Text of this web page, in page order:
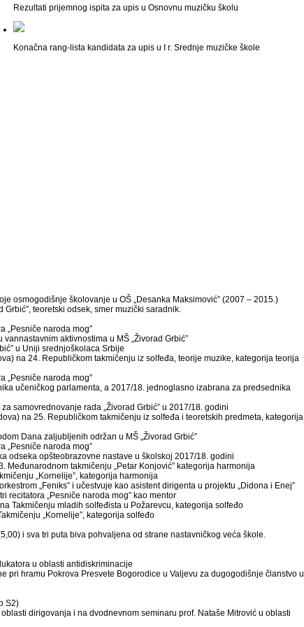
Rezultati prijemnog ispita za upis u Osnovnu muzičku školu
Konačna rang-lista kandidata za upis u I r. Srednje muzičke škole
osmogodišnje školovanje u OŠ „Desanka Maksimović” (2007 – 2015.)
teoretski odsek, smer muzički saradnik.
„Pesniče naroda mog”
aktivnostima u MŠ „Živorad Grbić”
u Uniji srednjoškolaca Srbije
na 24. Republičkom takmičenju iz solfeđa, teorije muzike, kategorija teorija
„Pesniče naroda mog”
učeničkog parlamenta, a 2017/18. jednoglasno izabrana za predsednika
samovrednovanje rada „Živorad Grbić” u 2017/18. godini
na 25. Republičkom takmičenju iz solfeđa i teoretskih predmeta, kategorija
Dana zaljubljenih održan u MŠ „Živorad Grbić”
„Pesniče naroda mog”
odseka opšteobrazovne nastave u školskoj 2017/18. godini
takmičenju „Petar Konjović” kategorija harmonija
„Kornelije”, kategorija harmonija
„Feniks” i učestvuje kao asistent dirigenta u projektu „Didona i Enej”
recitatora „Pesniče naroda mog” kao mentor
Takmičenju mladih solfeđista u Požarevcu, kategorija solfeđo
„Kornelije”, kategorija solfeđo
i sva tri puta biva pohvaljena od strane nastavničkog veća škole.
u oblasti antidiskriminacije
pri hramu Pokrova Presvete Bogorodice u Valjevu za dugogodišnje članstvo u
S2)
dirigovanja i na dvodnevnom seminaru prof. Nataše Mitrović u oblasti